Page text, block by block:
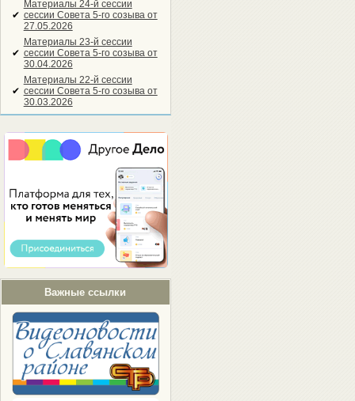
✔
Материалы 24-й сессии
сессии Совета 5-го созыва от
27.05.2026
✔
Материалы 23-й сессии
сессии Совета 5-го созыва от
30.04.2026
✔
Материалы 22-й сессии
сессии Совета 5-го созыва от
30.03.2026
Важные ссылки